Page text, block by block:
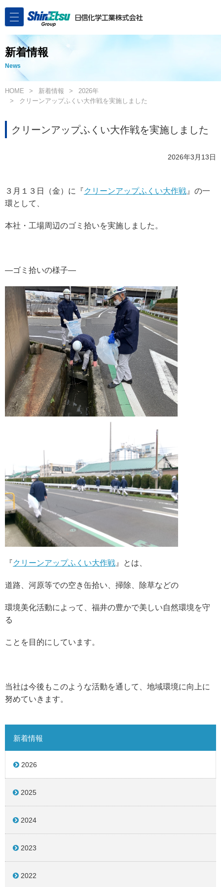
新着情報
News
HOME 新着情報
2026年
クリーンアップふくい大作戦を実施しました
クリーンアップふくい大作戦を実施しました
2026年3月13日
３月１３日（金）に『クリーンアップふくい大作戦 』の一
環として、
本社・工場周辺のゴミ拾いを実施しました。
―ゴミ拾いの様子―
『クリーンアップふくい大作戦 』とは、
道路、河原等での空き缶拾い、掃除、除草などの
環境美化活動によって、福井の豊かで美しい自然環境を守
る
ことを目的にしています。
当社は今後もこのような活動を通して、地域環境に向上に
努めていきます。
新着情報
2026
2025
2024
2023
2022